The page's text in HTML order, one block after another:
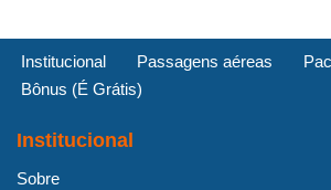
Institucional Passagens aéreas
Bônus (É Grátis)
Institucional
Sobre